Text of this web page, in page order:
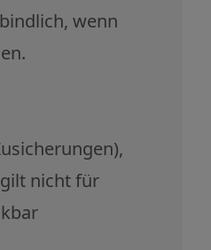
wenn
nicht für